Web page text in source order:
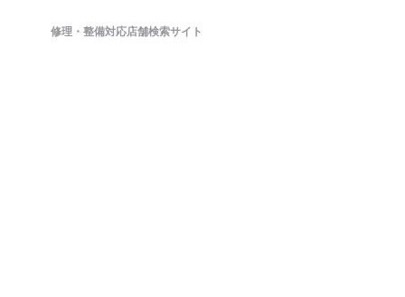
修理・整備対応店舗検索サイト